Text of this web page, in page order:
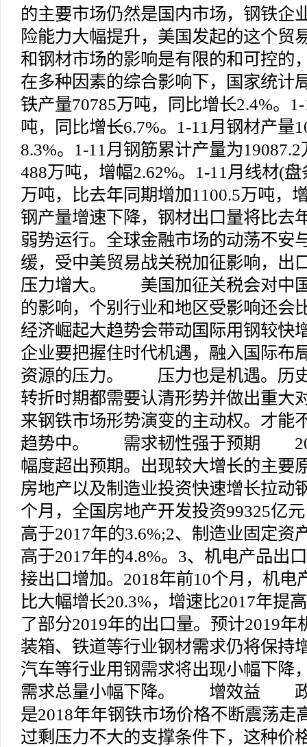
的主要市场仍然是国内市场，钢铁企
险能力大幅提升，美国发起的这个贸
和钢材市场的影响是有限的和可控的
在多种因素的综合影响下，国家统计
铁产量70785万吨，同比增长2.4%。
吨，同比增长6.7%。1-11月钢材产量
8.3%。1-11月钢筋累计产量为
488万吨，增幅2.62%。1-11月线材(
万吨，比去年同期增加1100.5万吨，
钢产量增速下降，钢材出口量将比去
弱势运行。全球金融市场的动荡不安
缓，受中美贸易战关税加征影响，出
压力增大。 美国加征关税会对中
的影响，个别行业和地区受影响还会
经济崛起大趋势会带动国际用钢较快
企业要把握住时代机遇，融入国际布
资源的压力。 压力也是机遇。历
转折时期都需要认清形势并做出重大
来钢铁市场形势演变的主动权。才能
趋势中。 需求韧性强于预期
幅度超出预期。出现较大增长的主要
房地产以及制造业投资快速增长拉动
个月，全国房地产开发投资99325亿
高于2017年的3.6%;2、制造业固定资
高于2017年的4.8%。3、机电产品出
接出口增加。2018年前10个月，机电
比大幅增长20.3%，增速比2017年提
了部分2019年的出口量。预计2019
装箱、铁道等行业钢材需求仍将保持
汽车等行业用钢需求将出现小幅下降
需求总量小幅下降。 增效益 政
是2018年年钢铁市场价格不断震荡走
过剩压力不大的支撑条件下，这种价